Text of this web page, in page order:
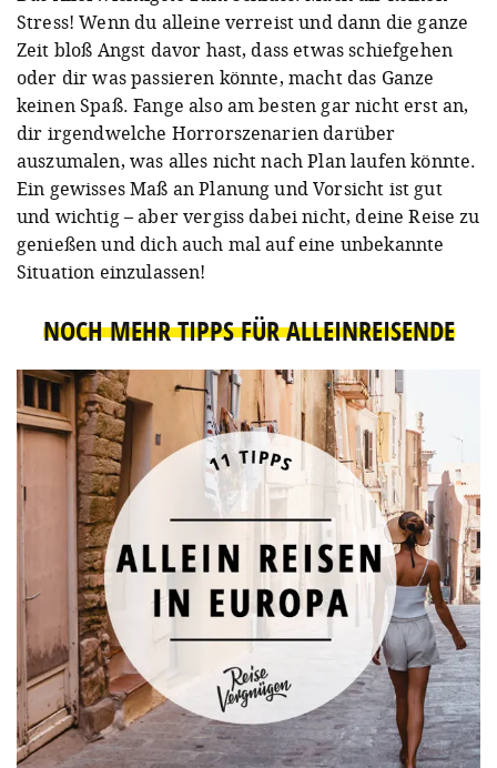
Stress! Wenn du alleine verreist und dann die ganze
Zeit bloß Angst davor hast, dass etwas schiefgehen
oder dir was passieren könnte, macht das Ganze
keinen Spaß. Fange also am besten gar nicht erst an,
dir irgendwelche Horrorszenarien darüber
auszumalen, was alles nicht nach Plan laufen könnte.
Ein gewisses Maß an Planung und Vorsicht ist gut
und wichtig – aber vergiss dabei nicht, deine Reise zu
genießen und dich auch mal auf eine unbekannte
Situation einzulassen!
NOCH MEHR TIPPS FÜR ALLEINREISENDE